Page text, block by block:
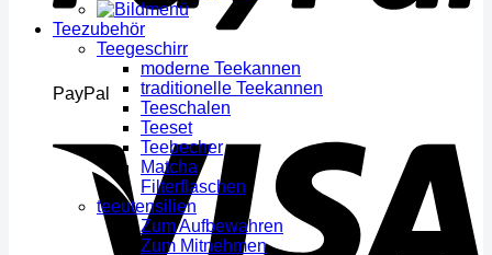
PayPal
Teezubehör
Teegeschirr
moderne Teekannen
traditionelle Teekannen
Teeschalen
Teeset
Teebecher
Matcha
Filterflaschen
teeutensilien
Zum Aufbewahren
Zum Mitnehmen